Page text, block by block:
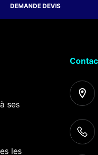
DEMANDE DEVIS
ses
les